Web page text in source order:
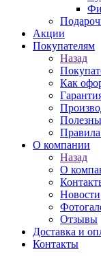
Акции
Покупателям
Назад
Как
О компании
Назад
О
Новости
Отзывы
Доставка и
Контакты